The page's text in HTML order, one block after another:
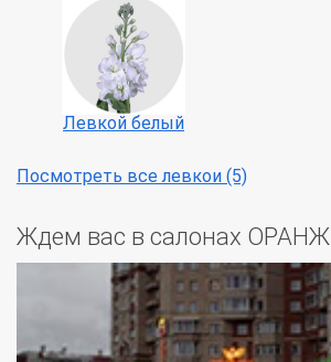
Левкой белый
Посмотреть все левкои (5)
Ждем вас в салонах ОРАНЖ